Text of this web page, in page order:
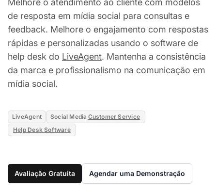
Melhore o atendimento ao cliente com modelos
de resposta em mídia social para consultas e
feedback. Melhore o engajamento com respostas
rápidas e personalizadas usando o software de
help desk do LiveAgent. Mantenha a consistência
da marca e profissionalismo na comunicação em
mídia social.
LiveAgent Social Media Customer Service
Help Desk Software
Avaliação Gratuita Agendar uma Demonstração